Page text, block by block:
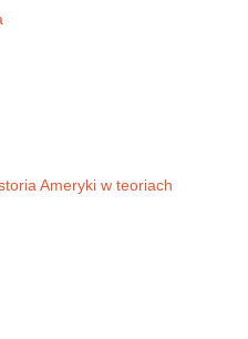
Ameryki w teoriach